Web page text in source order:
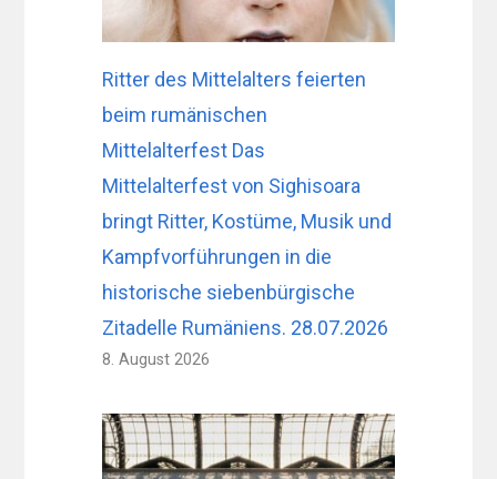
Ritter des Mittelalters feierten
beim rumänischen
Mittelalterfest Das
Mittelalterfest von Sighisoara
bringt Ritter, Kostüme, Musik und
Kampfvorführungen in die
historische siebenbürgische
Zitadelle Rumäniens. 28.07.2026
8. August 2026